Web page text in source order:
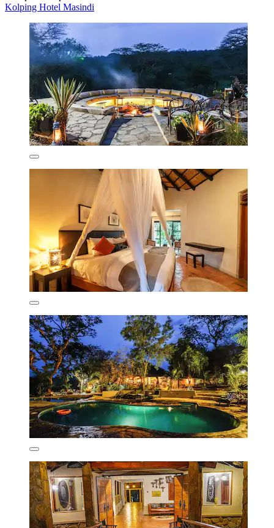
Kolping Hotel Masindi